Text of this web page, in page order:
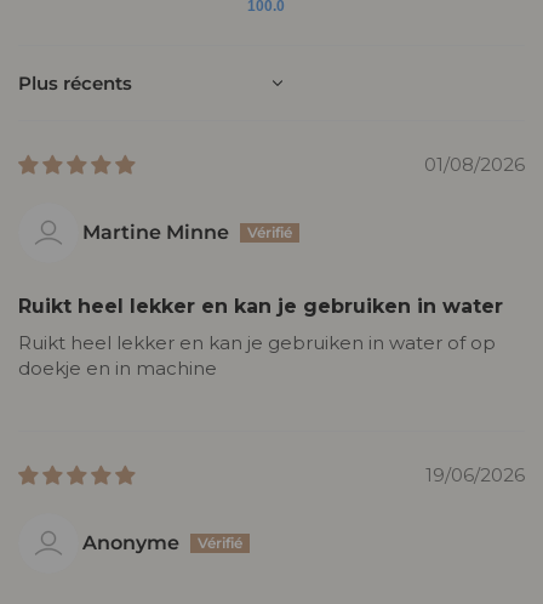
100.0
Sort by
01/08/2026
Martine Minne
Ruikt heel lekker en kan je gebruiken in water
Ruikt heel lekker en kan je gebruiken in water of op
doekje en in machine
19/06/2026
Anonyme